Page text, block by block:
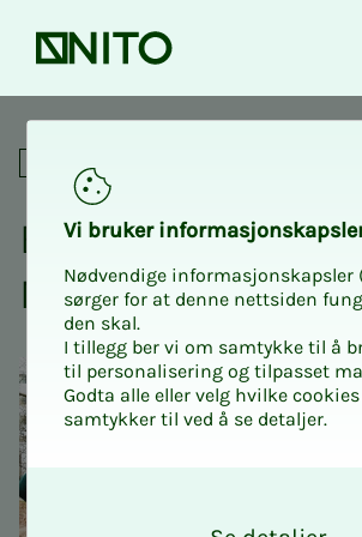
Forsiden
Ekstraordinært
Årsmøter
Eks­tra­or­­­di­­­nært
NITO Stu­­­den­­­te­­­ne
Vi bru­­­ker
Nødvendige informasjonskapsler
sørger for at denne nettsiden
den skal.
I tillegg ber vi om samtykke til å
til personalisering og tilpasset
Godta alle eller velg hvilke
samtykker til ved å se detaljer.